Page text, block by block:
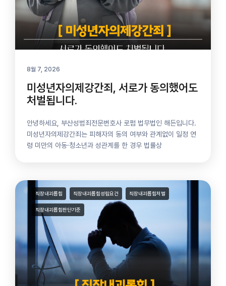
8월 7, 2026
미성년자의제강간죄, 서로가 동의했어도
처벌됩니다.
안녕하세요, 부산성범죄전문변호사 로펌 법무법인 해든입니다.
미성년자의제강간죄는 피해자의 동의 여부와 관계없이 일정 연
령 미만의 아동·청소년과 성관계를 한 경우 법률상
직장내괴롭힘 직장내괴롭힘성립요건 직장내괴롭힘처벌
직장내괴롭힘판단기준